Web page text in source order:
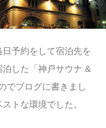
予約をして宿泊先を
した「神戸サウナ &
でブログに書きまし
トな環境でした。